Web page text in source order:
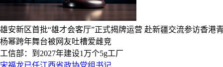
雄安新区首批“雄才会客厅”正式揭牌运营 赴新疆交流参访香港
杨幂跨年舞台被网友吐槽爱雌竞
工信部：到2027年建设1万个5g工厂
宋福龙已任江西省政协党组书记